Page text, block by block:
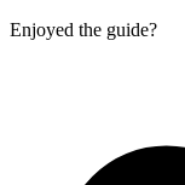
Enjoyed the guide?